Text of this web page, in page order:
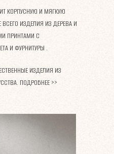
КОРПУСНУЮ И МЯГКУЮ
ВСЕГО ИЗДЕЛИЯ ИЗ ДЕРЕВА И
ПРИНТАМИ С
И ФУРНИТУРЫ .
ИЗДЕЛИЯ ИЗ
ПОДРОБНЕЕ >>